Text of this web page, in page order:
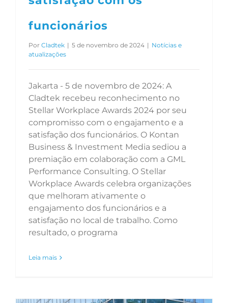
funcionários
Por Cladtek | 5 de novembro de 2024 | Notícias e
atualizações
Jakarta - 5 de novembro de 2024: A
Cladtek recebeu reconhecimento no
Stellar Workplace Awards 2024 por seu
compromisso com o engajamento e a
satisfação dos funcionários. O Kontan
Business & Investment Media sediou a
premiação em colaboração com a GML
Performance Consulting. O Stellar
Workplace Awards celebra organizações
que melhoram ativamente o
engajamento dos funcionários e a
satisfação no local de trabalho. Como
resultado, o programa
Leia mais